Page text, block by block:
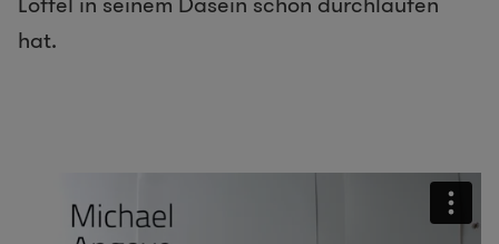
hat.